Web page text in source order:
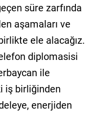
süre zarfında
aşamaları ve
ele alacağız.
diplomasisi
ile
iş birliğinden
enerjiden